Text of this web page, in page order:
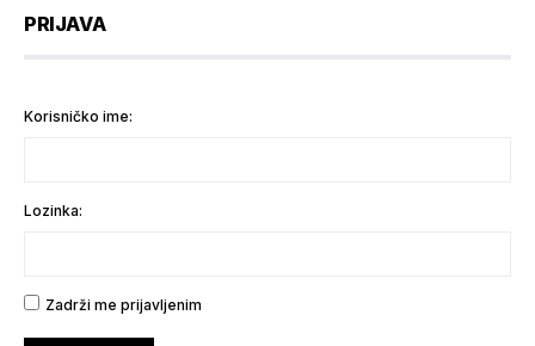
PRIJAVA
Korisničko ime:
Lozinka:
Zadrži me prijavljenim